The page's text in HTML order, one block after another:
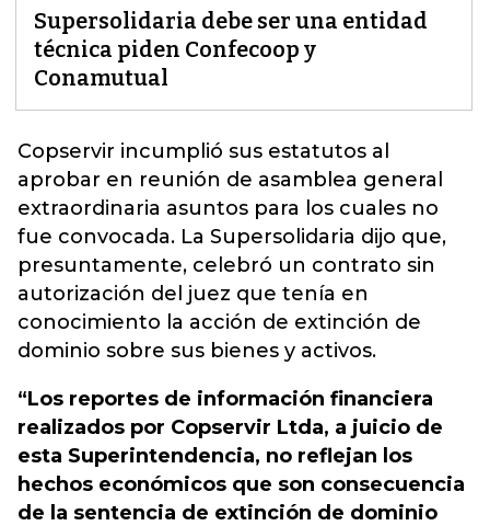
Supersolidaria debe ser una entidad
técnica piden Confecoop y
Conamutual
Copservir incumplió sus estatutos al
aprobar en reunión de asamblea general
extraordinaria asuntos para los cuales no
fue convocada. La Supersolidaria dijo que,
presuntamente, celebró un contrato sin
autorización del juez que tenía en
conocimiento la acción de extinción de
dominio sobre sus bienes y activos.
“Los reportes de información financiera
realizados por Copservir Ltda, a juicio de
esta Superintendencia, no reflejan los
hechos económicos que son consecuencia
de la sentencia de extinción de dominio